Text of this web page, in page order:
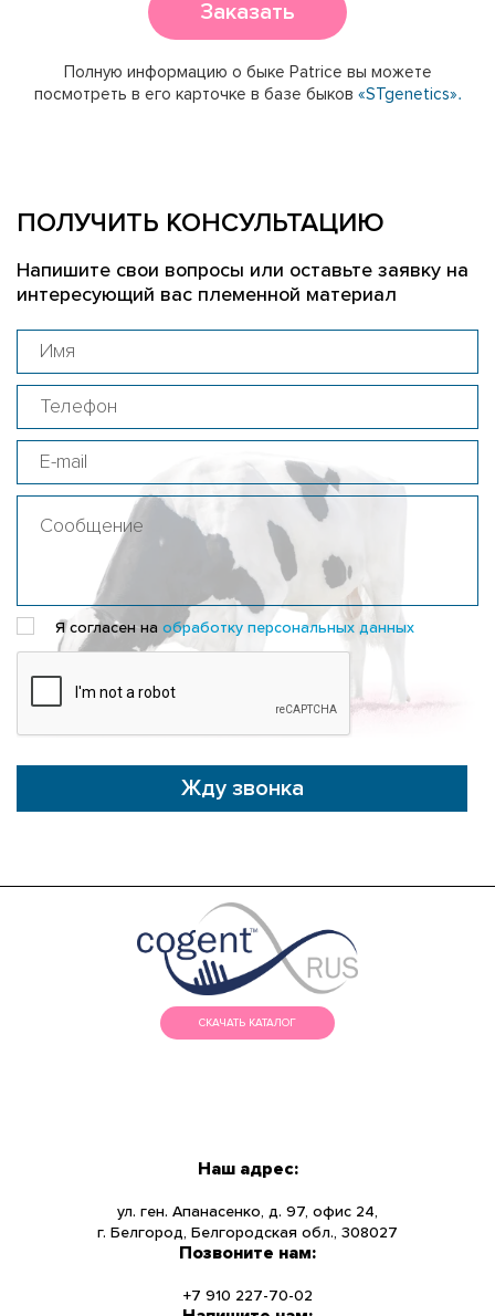
Заказать
Полную информацию о быке Patrice вы можете
посмотреть в его карточке в базе быков «STgenetics».
ПОЛУЧИТЬ КОНСУЛЬТАЦИЮ
Напишите свои вопросы или оставьте заявку на
интересующий вас племенной материал
Я согласен на обработку персональных данных
Жду звонка
СКАЧАТЬ КАТАЛОГ
НОВОСТИ
Наш адрес:
ул. ген. Апанасенко, д. 97, офис 24,
г. Белгород, Белгородская обл., 308027
Позвоните нам:
+7 910 227-70-02